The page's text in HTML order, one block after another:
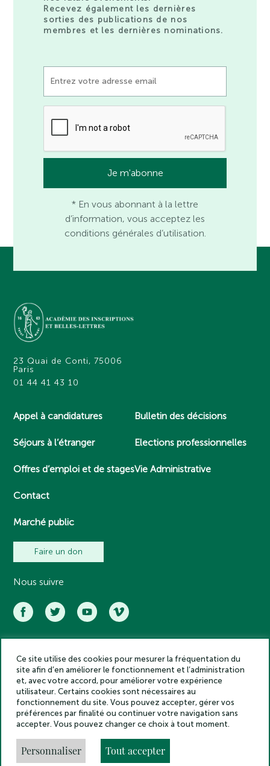
Recevez également les dernières
sorties des publications de nos
membres et les dernières nominations.
* En vous abonnant à la lettre
d’information, vous acceptez les
conditions générales d’utilisation.
23 Quai de Conti, 75006
Paris
01 44 41 43 10
Appel à candidatures
Séjours à l’étranger
Offres d’emploi et de stages
Contact
Marché public
Bulletin des décisions
Elections professionnelles
Vie Administrative
Faire un don
Nous suivre
Académie des inscriptions et belles lettres – Tous droits réservés
2025
Politique de confidentialité
Mentions légales
Crédits
Gestion des cookies
Made by
Ce site utilise des cookies pour mesurer la fréquentation du
site afin d’en améliorer le fonctionnement et l’administration
et, avec votre accord, pour améliorer votre expérience
utilisateur. Certains cookies sont nécessaires au
fonctionnement du site. Vous pouvez accepter, gérer vos
préférences par finalité ou continuer votre navigation sans
accepter. Vous pouvez changer ce choix à tout moment.
Personnaliser Tout accepter